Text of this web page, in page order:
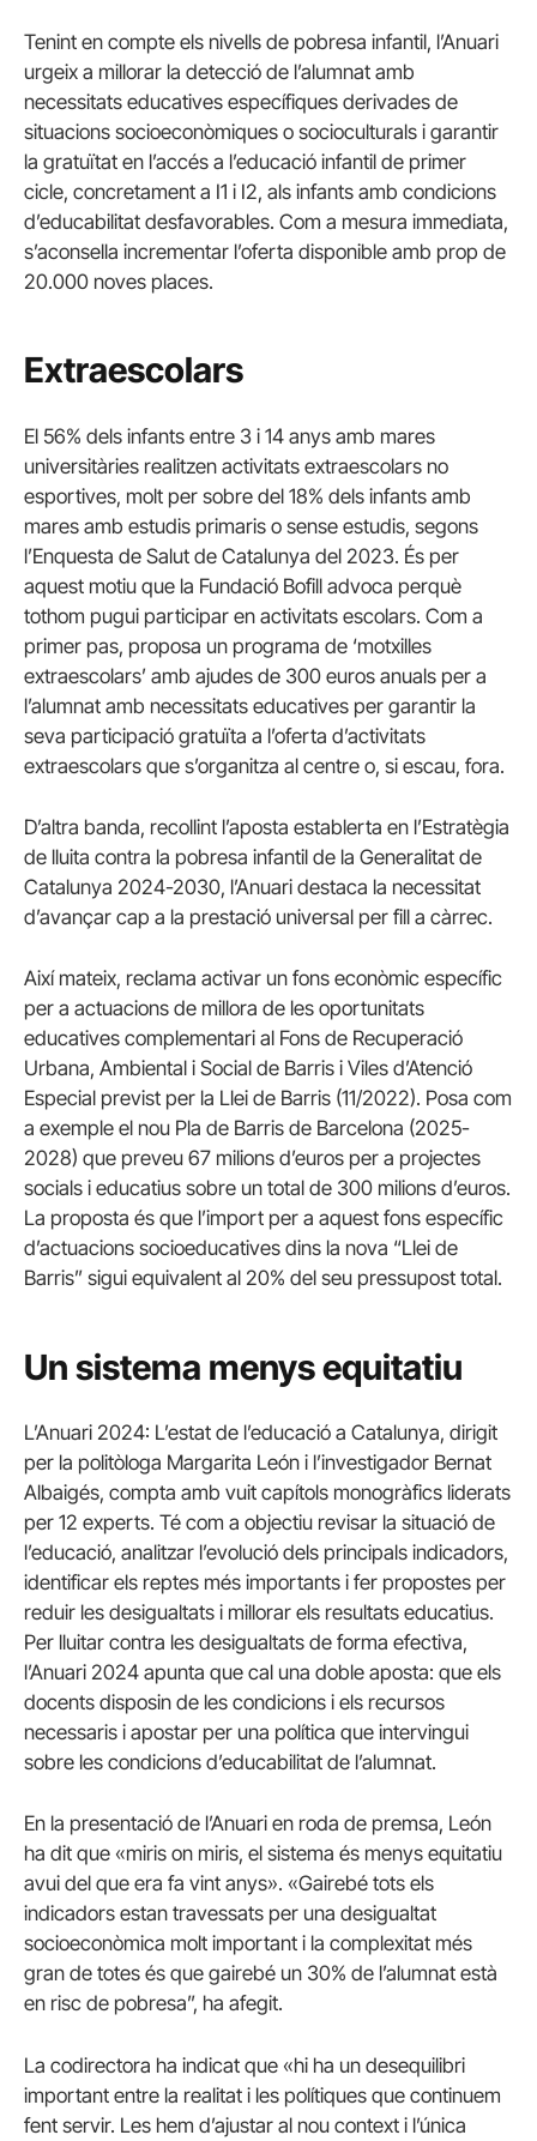
Tenint en compte els nivells de pobresa infantil, l’Anuari
urgeix a millorar la detecció de l’alumnat amb
necessitats educatives específiques derivades de
situacions socioeconòmiques o socioculturals i garantir
la gratuïtat en l’accés a l’educació infantil de primer
cicle, concretament a I1 i I2, als infants amb condicions
d’educabilitat desfavorables. Com a mesura immediata,
s’aconsella incrementar l’oferta disponible amb prop de
20.000 noves places.
Extraescolars
El 56% dels infants entre 3 i 14 anys amb mares
universitàries realitzen activitats extraescolars no
esportives, molt per sobre del 18% dels infants amb
mares amb estudis primaris o sense estudis, segons
l’Enquesta de Salut de Catalunya del 2023. És per
aquest motiu que la Fundació Bofill advoca perquè
tothom pugui participar en activitats escolars. Com a
primer pas, proposa un programa de ‘motxilles
extraescolars’ amb ajudes de 300 euros anuals per a
l’alumnat amb necessitats educatives per garantir la
seva participació gratuïta a l’oferta d’activitats
extraescolars que s’organitza al centre o, si escau, fora.
D’altra banda, recollint l’aposta establerta en l’Estratègia
de lluita contra la pobresa infantil de la Generalitat de
Catalunya 2024-2030, l’Anuari destaca la necessitat
d’avançar cap a la prestació universal per fill a càrrec.
Així mateix, reclama activar un fons econòmic específic
per a actuacions de millora de les oportunitats
educatives complementari al Fons de Recuperació
Urbana, Ambiental i Social de Barris i Viles d’Atenció
Especial previst per la Llei de Barris (11/2022). Posa com
a exemple el nou Pla de Barris de Barcelona (2025-
2028) que preveu 67 milions d’euros per a projectes
socials i educatius sobre un total de 300 milions d’euros.
La proposta és que l’import per a aquest fons específic
d’actuacions socioeducatives dins la nova “Llei de
Barris” sigui equivalent al 20% del seu pressupost total.
Un sistema menys equitatiu
L’Anuari 2024: L’estat de l’educació a Catalunya, dirigit
per la politòloga Margarita León i l’investigador Bernat
Albaigés, compta amb vuit capítols monogràfics liderats
per 12 experts. Té com a objectiu revisar la situació de
l’educació, analitzar l’evolució dels principals indicadors,
identificar els reptes més importants i fer propostes per
reduir les desigualtats i millorar els resultats educatius.
Per lluitar contra les desigualtats de forma efectiva,
l’Anuari 2024 apunta que cal una doble aposta: que els
docents disposin de les condicions i els recursos
necessaris i apostar per una política que intervingui
sobre les condicions d’educabilitat de l’alumnat.
En la presentació de l’Anuari en roda de premsa, León
ha dit que «miris on miris, el sistema és menys equitatiu
avui del que era fa vint anys». «Gairebé tots els
indicadors estan travessats per una desigualtat
socioeconòmica molt important i la complexitat més
gran de totes és que gairebé un 30% de l’alumnat està
en risc de pobresa”, ha afegit.
La codirectora ha indicat que «hi ha un desequilibri
important entre la realitat i les polítiques que continuem
fent servir. Les hem d’ajustar al nou context i l’única